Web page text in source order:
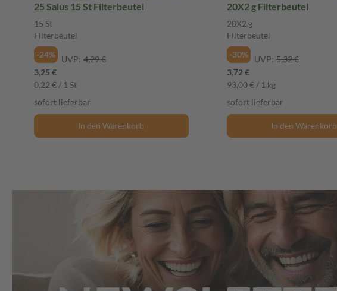
25 Salus 15 St Filterbeutel
15 St
Filterbeutel
-24%
UVP: 4,29 €
3,25 €
0,22 € / 1 St
sofort lieferbar
In den Warenkorb
20X2 g Filterbeutel
20X2 g
Filterbeutel
-30%
UVP: 5,32 €
3,72 €
93,00 € / 1 kg
sofort lieferbar
In den Warenkorb